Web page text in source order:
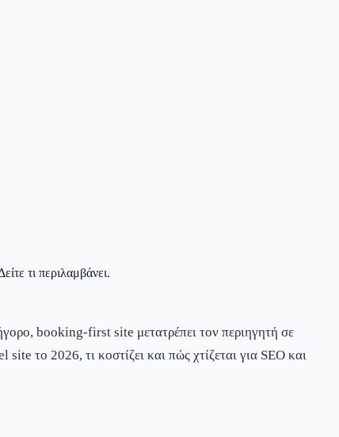
τι περιλαμβάνει.
booking-first site μετατρέπει τον περιηγητή σε
το 2026, τι κοστίζει και πώς χτίζεται για SEO και